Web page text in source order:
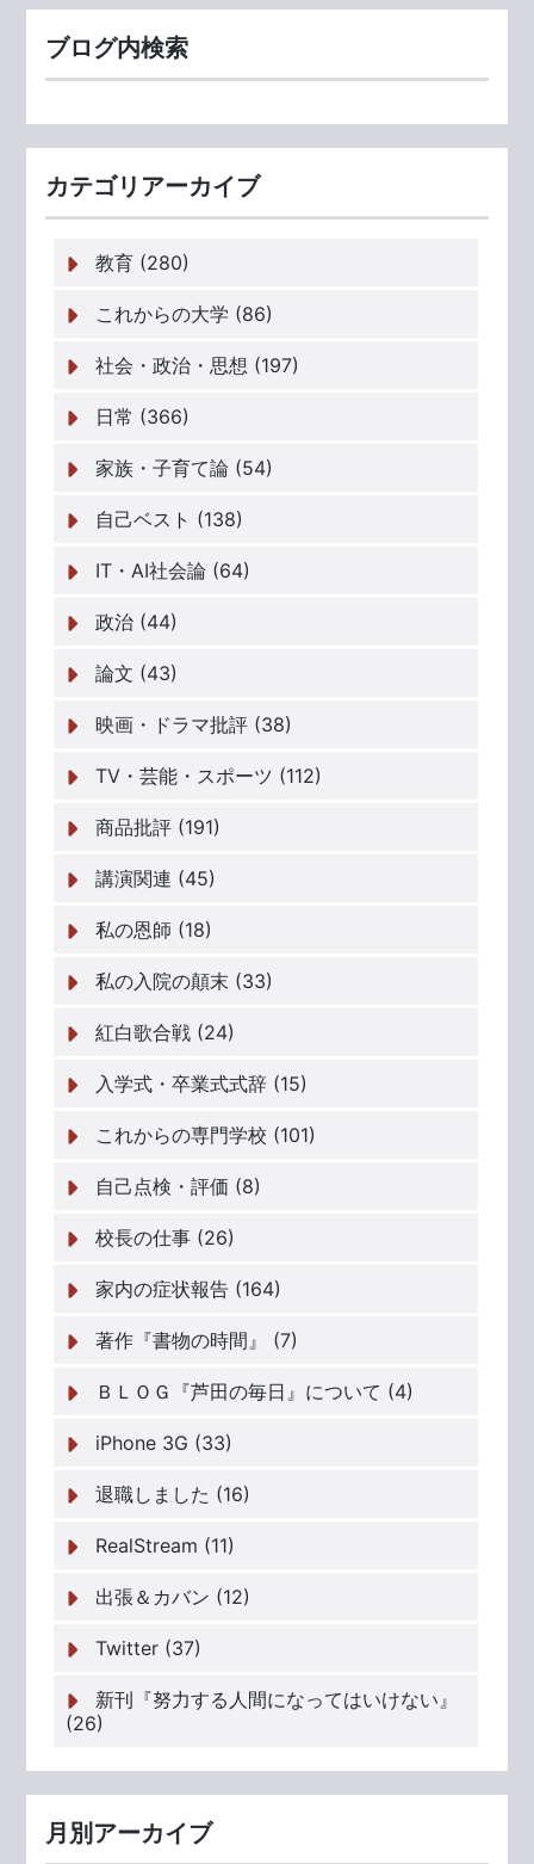
ブログ内検索
カテゴリアーカイブ
教育 (280)
これからの大学 (86)
社会・政治・思想 (197)
日常 (366)
家族・子育て論 (54)
自己ベスト (138)
IT・AI社会論 (64)
政治 (44)
論文 (43)
映画・ドラマ批評 (38)
TV・芸能・スポーツ (112)
商品批評 (191)
講演関連 (45)
私の恩師 (18)
私の入院の顛末 (33)
紅白歌合戦 (24)
入学式・卒業式式辞 (15)
これからの専門学校 (101)
自己点検・評価 (8)
校長の仕事 (26)
家内の症状報告 (164)
著作『書物の時間』 (7)
ＢＬＯＧ『芦田の毎日』について (4)
iPhone 3G (33)
退職しました (16)
RealStream (11)
出張＆カバン (12)
Twitter (37)
新刊『努力する人間になってはいけない』
(26)
月別アーカイブ